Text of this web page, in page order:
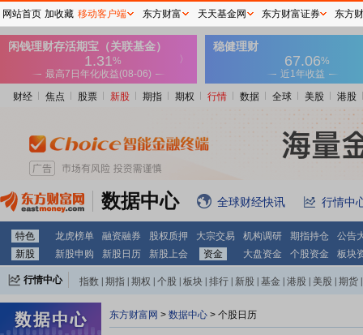
财经 焦点 股票 新股 期指 期权 行情 数据 全球 美股 港股
数据中心 全球财经快讯 行情中
特色 龙虎榜单 融资融券 股权质押 大宗交易 机构调研 期指持仓
公告
新股
新股申购 新股日历 新股上会 资金 大盘资金 个股资金 板块
行情中心 指数 期指 期权 个股 板块 排行 新股 基金 港股 美股 期货
东方财富网 > 数据中心 > 个股日历
网站首页 加收藏 移动客户端 东方财富 天天基金网 东方财富证券 东方